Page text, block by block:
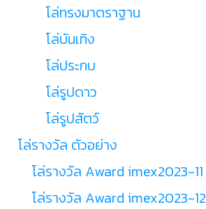
โล่ทรงมาตราฐาน
โล่บันเทิง
โล่ประกบ
โล่รูปดาว
โล่รูปสัตว์
โล่รางวัล ตัวอย่าง
โล่รางวัล Award imex2023-11
โล่รางวัล Award imex2023-12